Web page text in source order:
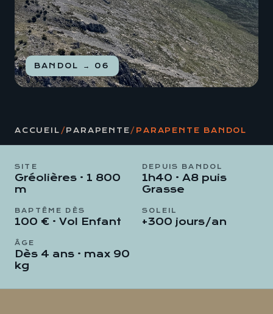
BANDOL → 06
ACCUEIL / PARAPENTE / PARAPENTE BANDOL
SITE
Gréolières · 1 800
m
DEPUIS BANDOL
1h40 · A8 puis
Grasse
BAPTÊME DÈS
100 € · Vol Enfant
SOLEIL
+300 jours/an
ÂGE
Dès 4 ans · max 90
kg